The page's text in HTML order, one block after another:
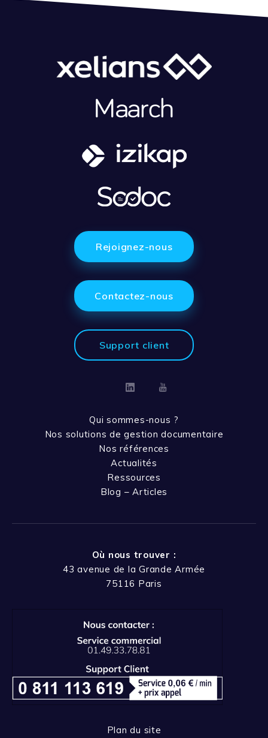
Rejoignez-nous
Contactez-nous
Support client
LinkedinYoutube
Qui sommes-nous ?
Nos solutions de gestion documentaire
Nos références
Actualités
Ressources
Blog – Articles
Où nous trouver :
43 avenue de la Grande Armée
75116 Paris
Plan du site